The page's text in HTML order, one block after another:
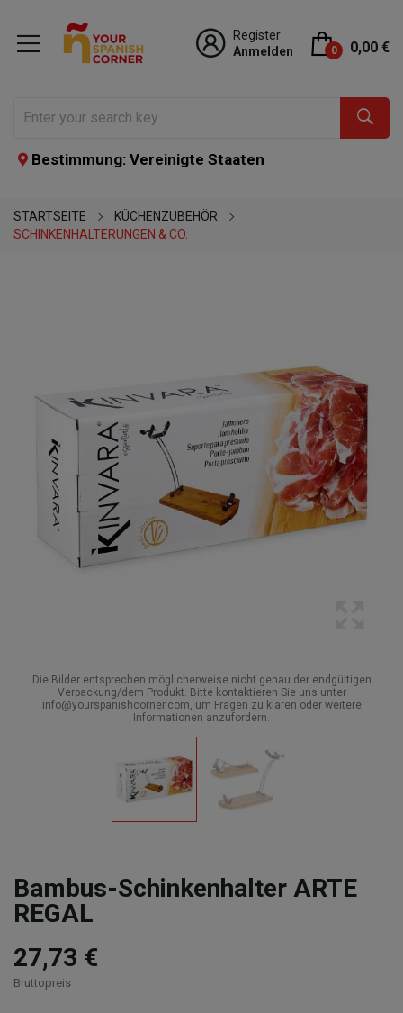
Register
Anmelden
0 0,00 €
Bestimmung: Vereinigte Staaten
STARTSEITE
KÜCHENZUBEHÖR
SCHINKENHALTERUNGEN & CO.
Die Bilder entsprechen möglicherweise nicht genau der endgültigen
Verpackung/dem Produkt. Bitte kontaktieren Sie uns unter
info@yourspanishcorner.com, um Fragen zu klären oder weitere
Informationen anzufordern.
Bambus-Schinkenhalter ARTE
REGAL
27,73 €
Bruttopreis